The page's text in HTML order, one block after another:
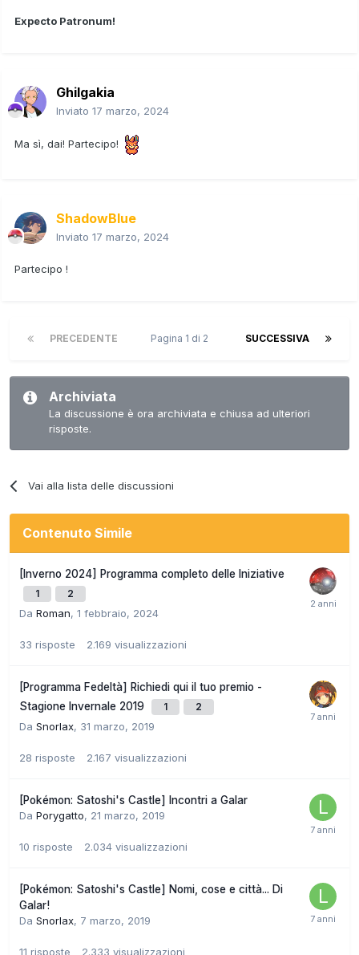
Expecto Patronum!
Ghilgakia
Inviato 17 marzo, 2024
Ma sì, dai! Partecipo!
ShadowBlue
Inviato 17 marzo, 2024
Partecipo !
PRECEDENTE SUCCESSIVA
Pagina 1 di 2
Archiviata
La discussione è ora archiviata e chiusa ad ulteriori
risposte.
Vai alla lista delle discussioni
Contenuto Simile
[Inverno 2024] Programma completo delle Iniziative
1 2
Da Roman, 1 febbraio, 2024
33 risposte 2.169 visualizzazioni
[Programma Fedeltà] Richiedi qui il tuo premio -
Stagione Invernale 2019
1 2
Da Snorlax, 31 marzo, 2019
28 risposte 2.167 visualizzazioni
[Pokémon: Satoshi's Castle] Incontri a Galar
Da Porygatto, 21 marzo, 2019
10 risposte 2.034 visualizzazioni
[Pokémon: Satoshi's Castle] Nomi, cose e città... Di
Galar!
Da Snorlax, 7 marzo, 2019
11 risposte 2.333 visualizzazioni